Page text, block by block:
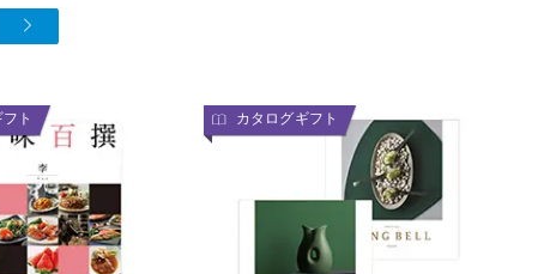
ト カタログギフト